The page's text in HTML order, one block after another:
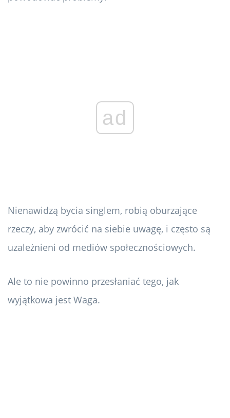
ad
Nienawidzą bycia singlem, robią oburzające
rzeczy, aby zwrócić na siebie uwagę, i często są
uzależnieni od mediów społecznościowych.
Ale to nie powinno przesłaniać tego, jak
wyjątkowa jest Waga.